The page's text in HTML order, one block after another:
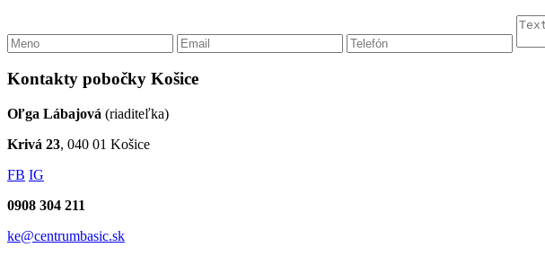
Kontakty pobočky Košice
Oľga Lábajová (riaditeľka)
Krivá 23, 040 01 Košice
FB IG
0908 304 211
ke@centrumbasic.sk